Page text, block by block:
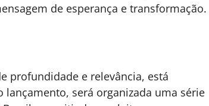
de esperança e transformação.
profundidade e relevância, está
será organizada uma série